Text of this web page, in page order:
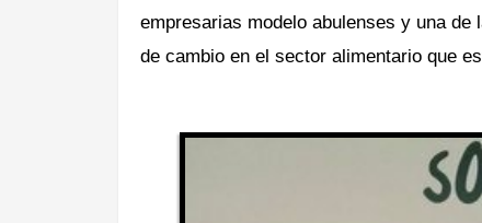
empresarias modelo abulenses y una
de cambio en el sector alimentario que